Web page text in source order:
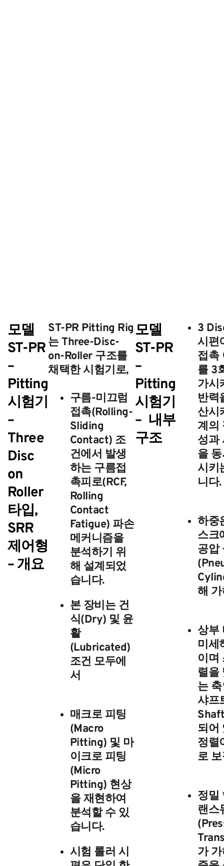
모델
ST-PR
–
Pitting
시험기
–
Three
Disc
on
Roller
타입,
SRR
제어형
– 개요
ST-PR Pitting Rig
는Three-Disc-
on-Roller 구조를
채택한 시험기로,
구름-미끄럼
접촉(Rolling-
Sliding
Contact) 조
건에서 발생
하는 구름접
촉피로(RCF,
Rolling
Contact
Fatigue) 파손
메커니즘을
분석하기 위
해 설계되었
습니다.
본 장비는 건
식(Dry) 및 윤
활
(Lubricated)
조건 모두에
서
매크로 피팅
(Macro
Pitting) 및 마
이크로 피팅
(Micro
Pitting) 현상
을 재현하여
분석할 수 있
습니다.
시험 롤러 시
모델
ST-PR
–
Pitting
시험기
– 내부
구조
3
시편
접촉
를 3
가시
반력
산시
계의
성과
을
시키
니다.
하중
스크
공압
해
상부
미세
이며
렬을
는
샤프
되어
정렬
로
정밀
랜스
가